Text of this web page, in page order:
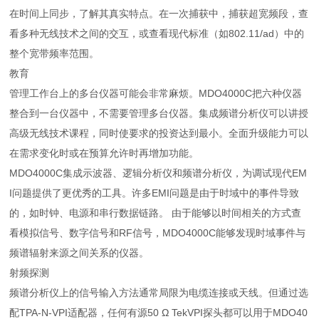
在时间上同步，了解其真实特点。在一次捕获中，捕获超宽频段，查
看多种无线技术之间的交互，或查看现代标准（如802.11/ad）中的
整个宽带频率范围。
教育
管理工作台上的多台仪器可能会非常麻烦。MDO4000C把六种仪器
整合到一台仪器中，不需要管理多台仪器。集成频谱分析仪可以讲授
高级无线技术课程，同时使要求的投资达到最小。全面升级能力可以
在需求变化时或在预算允许时再增加功能。
MDO4000C集成示波器、逻辑分析仪和频谱分析仪，为调试现代EM
I问题提供了更优秀的工具。许多EMI问题是由于时域中的事件导致
的，如时钟、电源和串行数据链路。 由于能够以时间相关的方式查
看模拟信号、数字信号和RF信号，MDO4000C能够发现时域事件与
频谱辐射来源之间关系的仪器。
射频探测
频谱分析仪上的信号输入方法通常局限为电缆连接或天线。但通过选
配TPA-N-VPI适配器，任何有源50 Ω TekVPI探头都可以用于MDO40